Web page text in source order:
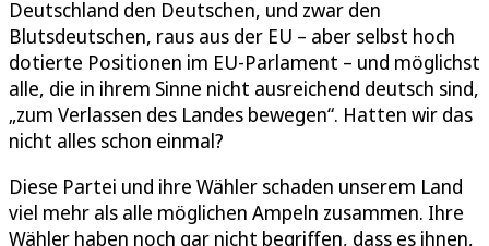
Deutschland den Deutschen, und zwar den
Blutsdeutschen, raus aus der EU – aber selbst hoch
dotierte Positionen im EU-Parlament – und möglichst
alle, die in ihrem Sinne nicht ausreichend deutsch sind,
„zum Verlassen des Landes bewegen“. Hatten wir das
nicht alles schon einmal?
Diese Partei und ihre Wähler schaden unserem Land
viel mehr als alle möglichen Ampeln zusammen. Ihre
Wähler haben noch gar nicht begriffen, dass es ihnen,